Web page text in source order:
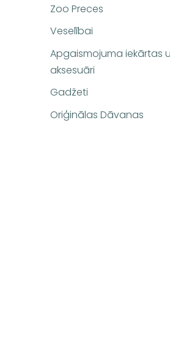
Zoo Preces
Veselībai
Apgaismojuma iekārtas
aksesuāri
Gadžeti
Oriģinālas Dāvanas